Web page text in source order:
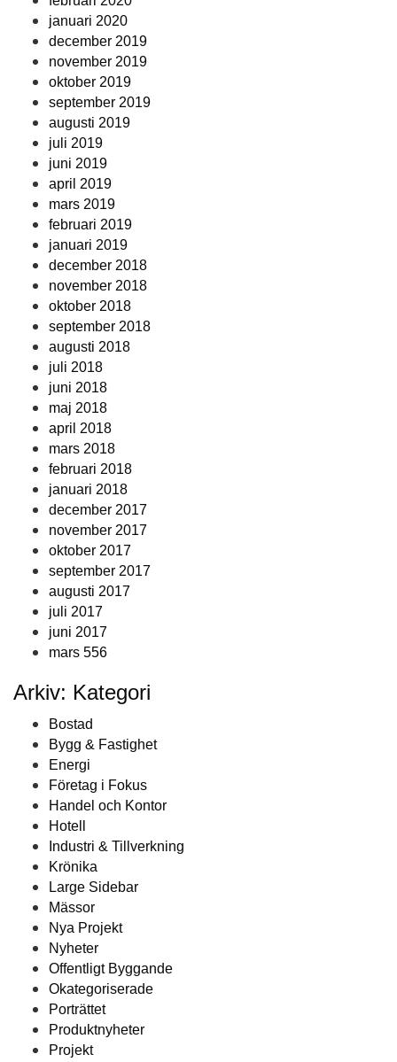
januari 2020
december 2019
november 2019
oktober 2019
september 2019
augusti 2019
juli 2019
juni 2019
april 2019
mars 2019
februari 2019
januari 2019
december 2018
november 2018
oktober 2018
september 2018
augusti 2018
juli 2018
juni 2018
maj 2018
april 2018
mars 2018
februari 2018
januari 2018
december 2017
november 2017
oktober 2017
september 2017
augusti 2017
juli 2017
juni 2017
mars 556
Arkiv: Kategori
Bostad
Bygg & Fastighet
Energi
Företag i Fokus
Handel och Kontor
Hotell
Industri & Tillverkning
Krönika
Large Sidebar
Mässor
Nya Projekt
Nyheter
Offentligt Byggande
Okategoriserade
Porträttet
Produktnyheter
Projekt